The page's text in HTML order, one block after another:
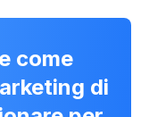
come
di